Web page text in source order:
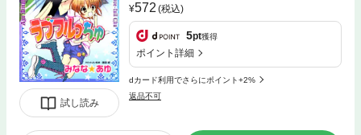
試し読み
572 (税込)
5pt獲得
ポイント詳細
dカード利用でさらにポイント+2%
返品不可